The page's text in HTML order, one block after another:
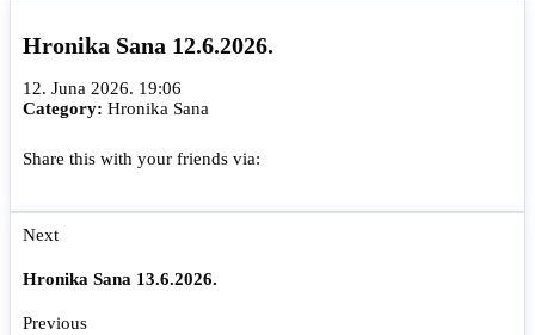
Hronika Sana 12.6.2026.
12. Juna 2026. 19:06
Category: Hronika Sana
Share this with your friends via:
Next
Hronika Sana 13.6.2026.
Previous